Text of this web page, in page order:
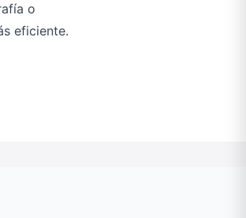
o
eficiente.